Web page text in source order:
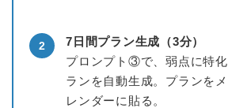
2
7日間プラン生成（3分）
プロンプト③で、弱点に特
ランを自動生成。プランを
レンダーに貼る。